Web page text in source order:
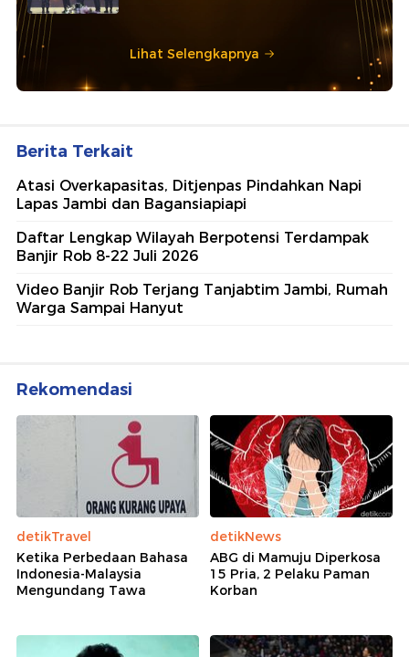
Lihat Selengkapnya
Berita Terkait
Atasi Overkapasitas, Ditjenpas Pindahkan Napi
Lapas Jambi dan Bagansiapiapi
Daftar Lengkap Wilayah Berpotensi Terdampak
Banjir Rob 8-22 Juli 2026
Video Banjir Rob Terjang Tanjabtim Jambi, Rumah
Warga Sampai Hanyut
Rekomendasi
detikTravel
Ketika Perbedaan Bahasa
Indonesia-Malaysia
Mengundang Tawa
detikNews
ABG di Mamuju Diperkosa
15 Pria, 2 Pelaku Paman
Korban